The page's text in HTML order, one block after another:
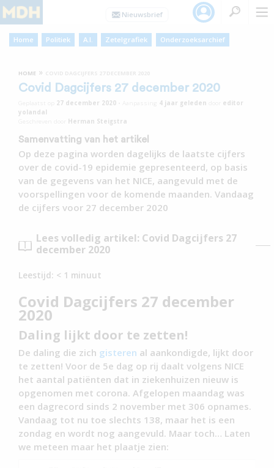
Home Politiek A.I. Zetelgrafiek Onderzoeksarchief
HOME »
Covid Dagcijfers 27 december 2020
27 december 2020 4 jaar geleden
editor
yolandal
Herman Steigstra
Samenvatting van het artikel
Op deze pagina worden dagelijks de laatste cijfers
over de covid-19 epidemie gepresenteerd, op basis
van de gegevens van het NICE, aangevuld met de
voorspellingen voor de komende maanden. Vandaag
de cijfers voor 27 december 2020
Lees volledig artikel: Covid Dagcijfers 27
december 2020
Leestijd: < 1 minuut
Covid Dagcijfers 27 december
2020
Daling lijkt door te zetten!
De daling die zich gisteren al aankondigde, lijkt door
te zetten! Voor de 5e dag op rij daalt volgens NICE
het aantal patiënten dat in ziekenhuizen nieuw is
opgenomen met corona. Afgelopen maandag was
een dagrecord sinds 2 november met 306 opnames.
Vandaag tot nu toe slechts 138, maar het is een
zondag en wordt nog aangevuld. Maar toch… Laten
we meteen maar het plaatje zien: